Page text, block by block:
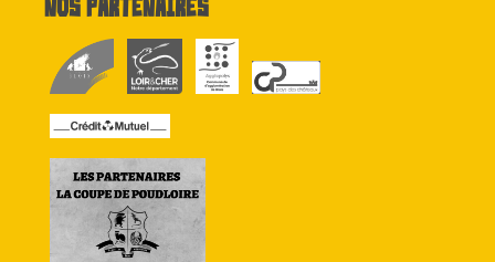
Nos partenaires